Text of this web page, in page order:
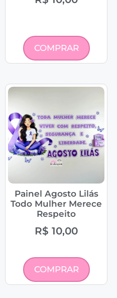
COMPRAR
Painel Agosto Lilás
Todo Mulher Merece
Respeito
R$ 10,00
COMPRAR